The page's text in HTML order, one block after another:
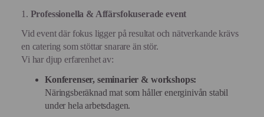
1. Professionella & Affärsfokuserade event
Vid event där fokus ligger på resultat och nätverkande krävs
en catering som stöttar snarare än stör.
Vi har djup erfarenhet av:
Konferenser, seminarier & workshops:
Näringsberäknad mat som håller energinivån stabil
under hela arbetsdagen.